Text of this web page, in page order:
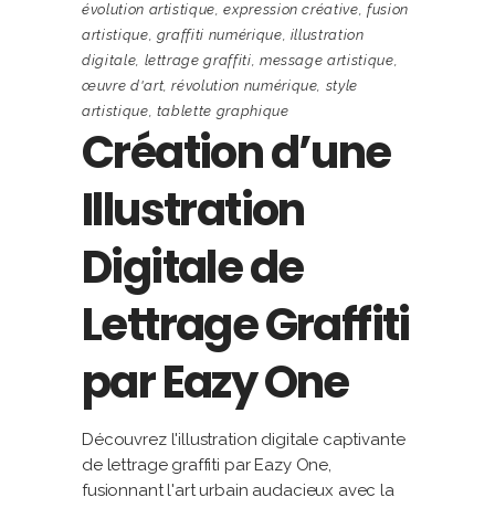
évolution artistique,expression créative, fusion
artistique, graffiti numérique, illustration
digitale, lettrage graffiti, message artistique,
œuvre d'art,révolution numérique, style
artistique, tablette graphique
Création d’une
Illustration
Digitale de
Lettrage Graffiti
par Eazy One
Découvrez l'illustration digitale captivante
de lettrage graffiti par Eazy One,
fusionnant l'art urbain audacieux avec la